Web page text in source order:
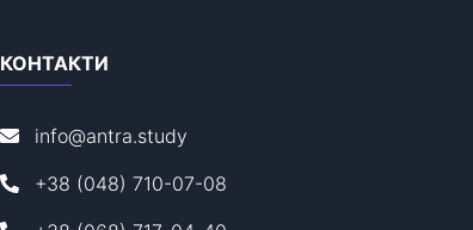
КОНТАКТИ
info@antra.study
+38 (048) 710-07-08